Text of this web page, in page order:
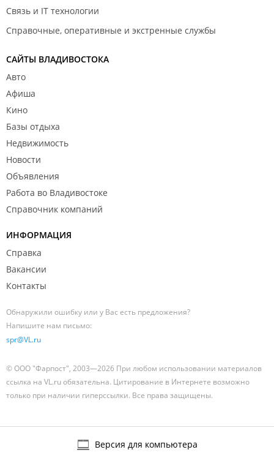
Связь и IT технологии
Справочные, оперативные и экстренные службы
САЙТЫ ВЛАДИВОСТОКА
Авто
Афиша
Кино
Базы отдыха
Недвижимость
Новости
Объявления
Работа во Владивостоке
Справочник компаний
ИНФОРМАЦИЯ
Справка
Вакансии
Контакты
Обнаружили ошибку или у Вас есть предложения?
Напишите нам письмо:
spr@VL.ru
© ООО "Фарпост", 2003—2026 При любом использовании материалов
ссылка на VL.ru обязательна. Цитирование в Интернете возможно
только при наличии гиперссылки. Все права защищены.
Версия для компьютера